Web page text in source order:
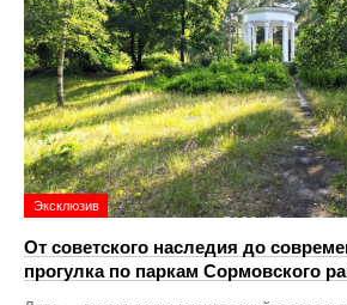
Эксклюзив
От советского наследия до
прогулка по паркам Сормовского